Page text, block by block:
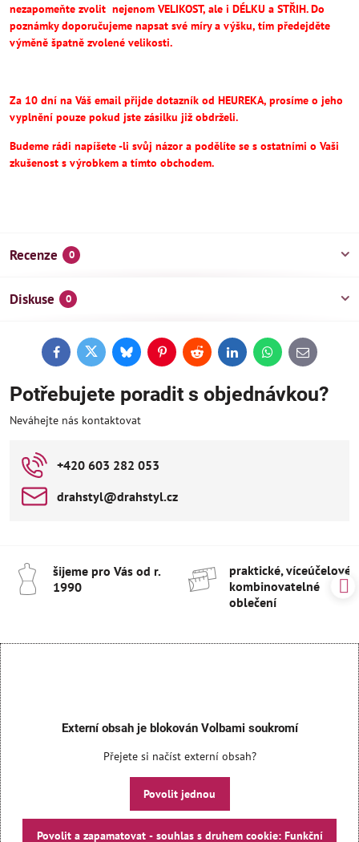
nezapomeňte zvolit nejenom VELIKOST, ale i DÉLKU a STŘIH.Do
poznámky doporučujeme napsat své míry a výšku, tím předejděte
výměně špatně zvolené velikosti.
Za 10 dní na Váš email přijde dotazník od HEUREKA, prosíme o jeho
vyplnění pouze pokud jste zásilku již obdrželi.
Budeme rádi napíšete -li svůj názor a podělíte se s ostatními o Vaši
zkušenost s výrobkem a tímto obchodem.
Recenze 0
Diskuse 0
FacebookTwitterBlueskyPinterestReddit LinkedInWhatsApp
E-
mail
Potřebujete poradit s objednávkou?
Neváhejte nás kontaktovat
+420 603 282 053
drahstyl​@drahstyl​.cz
šijeme pro Vás od r​.
1990
praktické, víceúčelové
kombinovatelné
oblečení
Externí obsah je blokován Volbami soukromí
Přejete si načíst externí obsah?
Povolit jednou
Povolit a zapamatovat - souhlas s druhem cookie: Funkční